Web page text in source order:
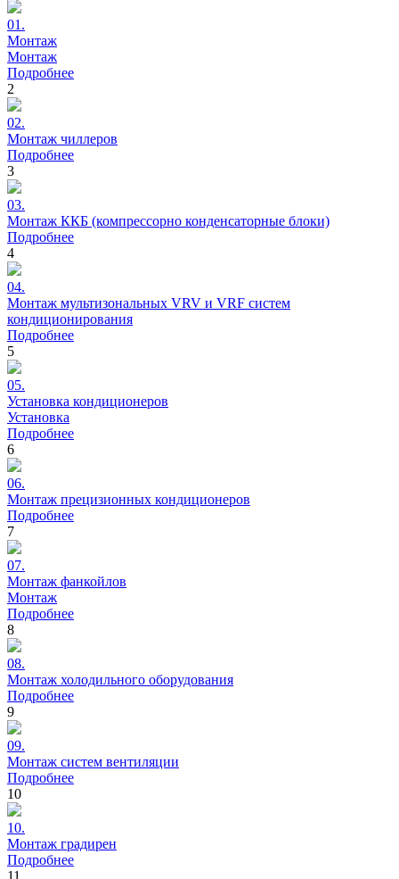
01.
Монтаж
Монтаж
Подробнее
2
02.
Монтаж чиллеров
Подробнее
3
03.
Монтаж ККБ (компрессорно конденсаторные блоки)
Подробнее
4
04.
Монтаж мультизональных VRV и VRF систем
кондиционирования
Подробнее
5
05.
Установка кондиционеров
Установка
Подробнее
6
06.
Монтаж прецизионных кондиционеров
Подробнее
7
07.
Монтаж фанкойлов
Монтаж
Подробнее
8
08.
Монтаж холодильного оборудования
Подробнее
9
09.
Монтаж систем вентиляции
Подробнее
10
10.
Монтаж градирен
Подробнее
11